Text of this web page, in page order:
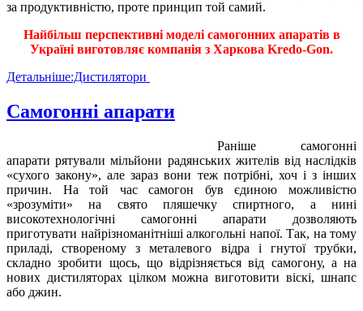
за продуктивністю, проте принцип той самий.
Найбільш перспективні моделі самогонних апаратів в
Україні виготовляє компанія з Харкова Kredo-Gon.
Детальніше:Дистилятори
Самогонні апарати
Раніше самогонні
апарати рятували мільйони радянських жителів від наслідків
«сухого закону», але зараз вони теж потрібні, хоч і з інших
причин. На той час самогон був єдиною можливістю
«зрозуміти» на свято пляшечку спиртного, а нині
високотехнологічні самогонні апарати дозволяють
приготувати найрізноманітніші алкогольні напої. Так, на тому
приладі, створеному з металевого відра і гнутої трубки,
складно зробити щось, що відрізняється від самогону, а на
нових дистиляторах цілком можна виготовити віскі, шнапс
або джин.